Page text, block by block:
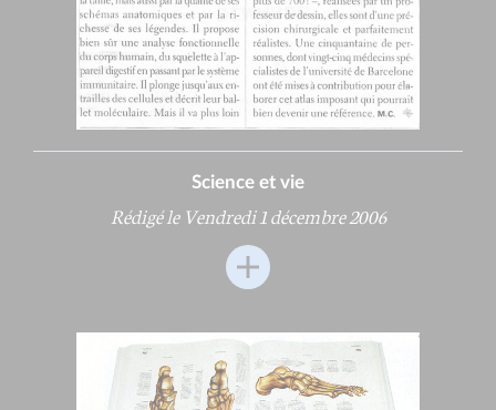
Science et vie
Rédigé le Vendredi 1 décembre 2006